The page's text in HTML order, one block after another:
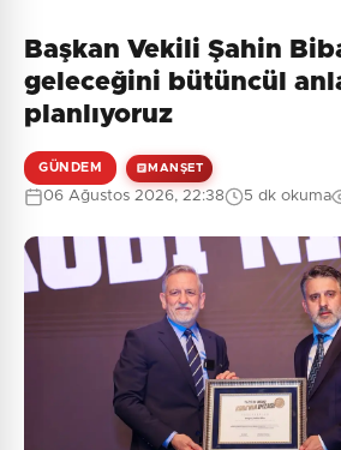
Güvenlik Sorusu:
1 + 5 = ?
Gönder
Henüz yorum yapılmamış. İlk
Başkan Vekili Şahin
geleceğini bütüncül
planlıyoruz
GÜNDEM MANŞET
06 Ağustos 2026, 22:38 5 dk okuma